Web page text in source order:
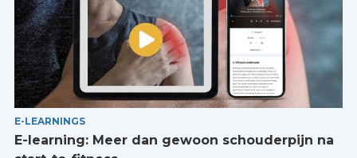
E-LEARNINGS
E-learning: Meer dan gewoon schouderpijn na